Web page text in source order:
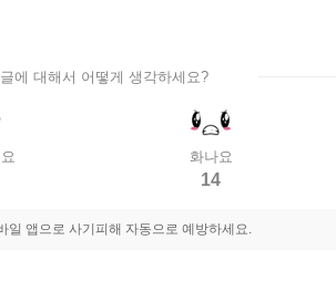
에 대해서 어떻게 생각하세요?
화나요
14
일 앱으로 사기피해 자동으로 예방하세요.